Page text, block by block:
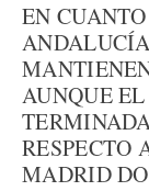
EN
AUNQUE
RESPECTO
MADRID